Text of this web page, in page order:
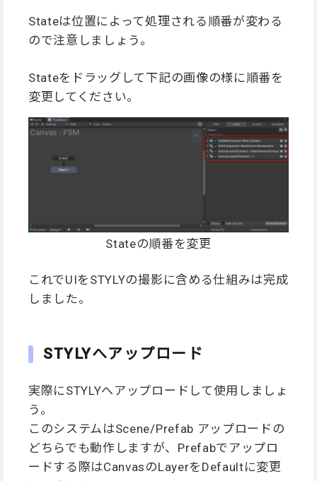
Stateは位置によって処理される順番が変わる
ので注意しましょう。
Stateをドラッグして下記の画像の様に順番を
変更してください。
Stateの順番を変更
これでUIをSTYLYの撮影に含める仕組みは完成
しました。
STYLYへアップロード
実際にSTYLYへアップロードして使用しましょ
う。
このシステムはScene/Prefab アップロードの
どちらでも動作しますが、Prefabでアップロ
ードする際はCanvasのLayerをDefaultに変更